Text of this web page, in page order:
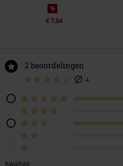
%
€ 7,64
2 beoordelingen
4
Kwaliteit